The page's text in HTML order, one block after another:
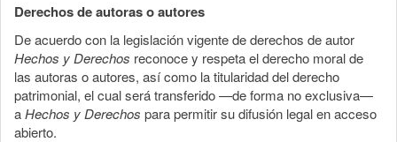
Derechos de autoras o autores
De acuerdo con la legislación vigente de derechos de autor
Hechos y Derechos reconoce y respeta el derecho moral de
las autoras o autores, así como la titularidad del derecho
patrimonial, el cual será transferido —de forma no exclusiva—
aHechos y Derechos para permitir su difusión legal en acceso
abierto.